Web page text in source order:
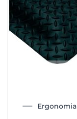
Ergonomia